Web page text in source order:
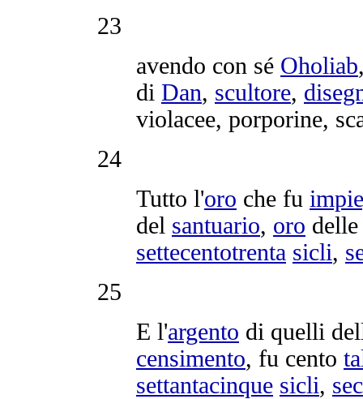
23
avendo con sé Oholiab
di Dan, scultore,
violacee, porporine,
24
Tutto l'oro che fu
del santuario, oro
settecentotrenta sicli,
25
E l'argento di quelli
censimento, fu cento
settantacinque sicli,